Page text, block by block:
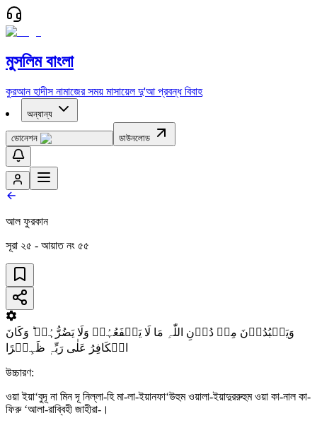
মুসলিম বাংলা
কুরআন হাদীস নামাজের সময় মাসায়েল দু'আ প্রবন্ধ বিবাহ
অন্যান্য
ডোনেশন ডাউনলোড
আল ফুরকান
সূরা ২৫ - আয়াত নং ৫৫
وَیَعۡبُدُوۡنَ مِنۡ دُوۡنِ اللّٰہِ مَا لَا یَنۡفَعُہُمۡ وَلَا یَضُرُّہُمۡ ؕ وَکَانَ
الۡکَافِرُ عَلٰی رَبِّہٖ ظَہِیۡرًا
উচ্চারণ:
ওয়া ইয়া‘বুদূ না মিন দূ নিল্লা-হি মা-লা-ইয়ানফা‘উহুম ওয়ালা-ইয়াদুররুহুম ওয়া কা-নাল কা-
ফিরু ‘আলা-রাব্বিহী জাহীরা-।